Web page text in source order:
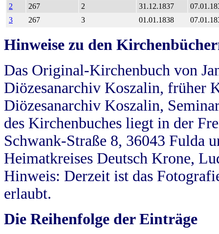
2
267 2 31.12.1837
3
267 3 01.01.1838
Hinweise zu den
Das Original-Kirchenbuch von
Diözesanarchiv Koszalin, früher
Diözesanarchiv Koszalin,
des Kirchenbuches liegt in der
Schwank-Straße 8, 36043 Fulda
Heimatkreises Deutsch Krone,
Hinweis: Derzeit ist das
erlaubt.
Die Reihenfolge der Einträge